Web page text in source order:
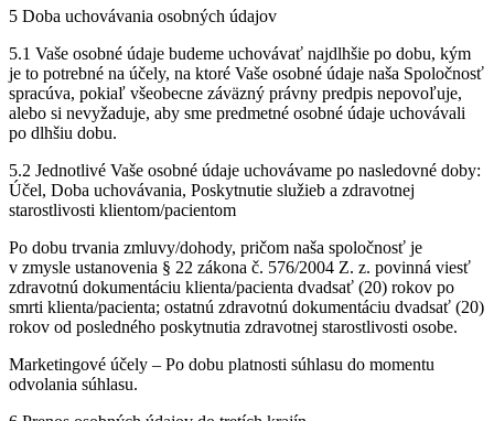
5 Doba uchovávania osobných údajov
5.1 Vaše osobné údaje budeme uchovávať najdlhšie po dobu, kým
je to potrebné na účely, na ktoré Vaše osobné údaje naša Spoločnosť
spracúva, pokiaľ všeobecne záväzný právny predpis nepovoľuje,
alebo si nevyžaduje, aby sme predmetné osobné údaje uchovávali
po dlhšiu dobu.
5.2 Jednotlivé Vaše osobné údaje uchovávame po nasledovné doby:
Účel, Doba uchovávania, Poskytnutie služieb a zdravotnej
starostlivosti klientom/pacientom
Po dobu trvania zmluvy/dohody, pričom naša spoločnosť je
v zmysle ustanovenia § 22 zákona č. 576/2004 Z. z. povinná viesť
zdravotnú dokumentáciu klienta/pacienta dvadsať (20) rokov po
smrti klienta/pacienta; ostatnú zdravotnú dokumentáciu dvadsať (20)
rokov od posledného poskytnutia zdravotnej starostlivosti osobe.
Marketingové účely – Po dobu platnosti súhlasu do momentu
odvolania súhlasu.